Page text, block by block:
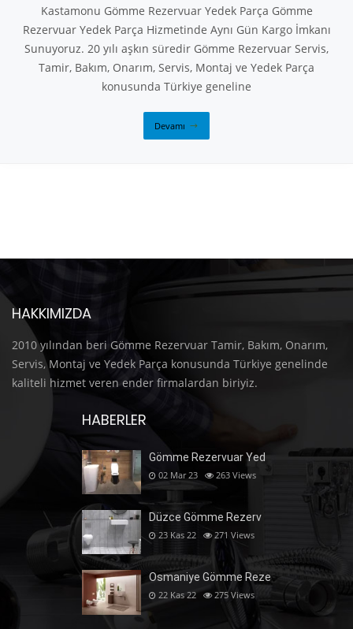
Kastamonu Gömme Rezervuar Yedek Parça Gömme
Rezervuar Yedek Parça Hizmetinde Aynı Gün Kargo İmkanı
Sunuyoruz. 20 yılı aşkın süredir Gömme Rezervuar Servis,
Tamir, Bakım, Onarım, Servis, Montaj ve Yedek Parça
konusunda Türkiye geneline
Devamı
HAKKIMIZDA
2010 yılından beri Gömme Rezervuar Tamir, Bakım, Onarım,
Servis, Montaj ve Yedek Parça konusunda Türkiye genelinde
kaliteli hizmet veren ender firmalardan biriyiz.
HABERLER
Gömme Rezervuar Yed
02 Mar 23 263 Views
Düzce Gömme Rezerv
23 Kas 22 271 Views
Osmaniye Gömme Reze
22 Kas 22 275 Views